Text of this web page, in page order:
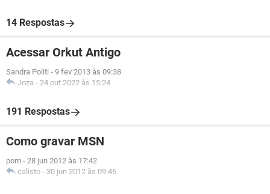
14 Respostas
Acessar Orkut Antigo
Sandra Politi - 9 fev 2013 às 09:38
Joza - 24 out 2022 às 15:24
191 Respostas
Como gravar MSN
pom - 28 jun 2012 às 17:42
calisto - 30 jun 2012 às 09:46